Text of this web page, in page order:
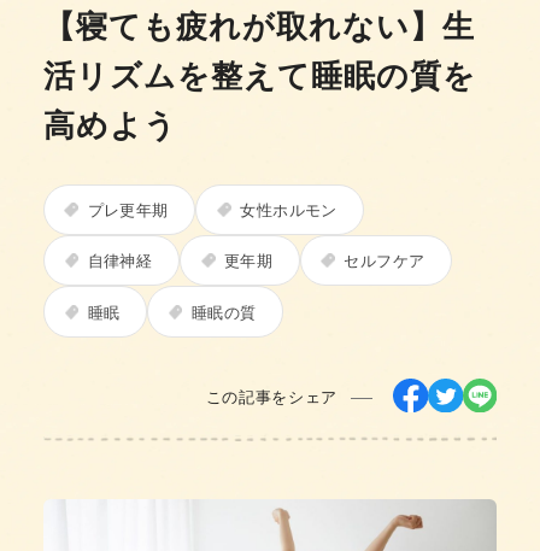
この記事をシェア
【寝ても疲れが取れない】生
活リズムを整えて睡眠の質を
高めよう
プレ更年期 女性ホルモン
自律神経 更年期 セルフケア
睡眠 睡眠の質